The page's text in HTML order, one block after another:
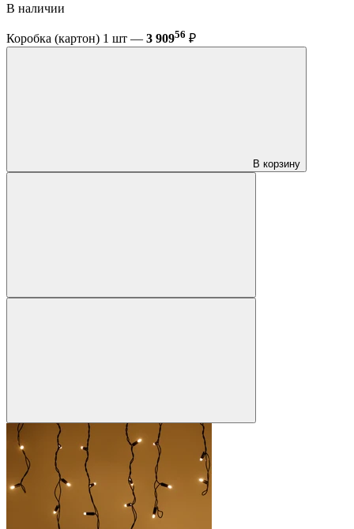
В наличии
Коробка (картон) 1 шт — 3 90956 ₽
В корзину